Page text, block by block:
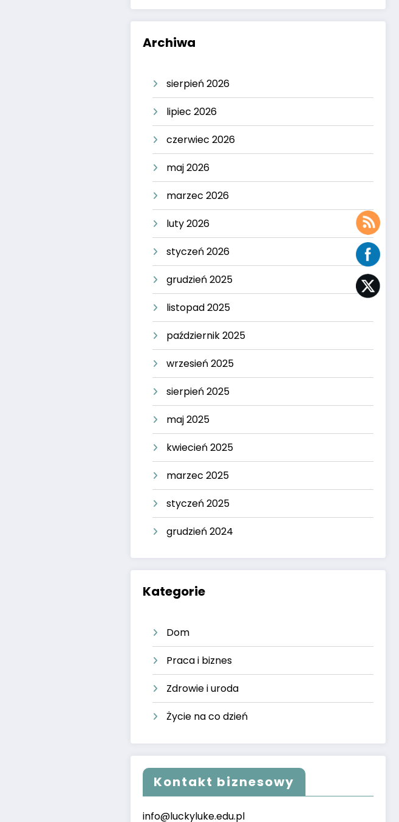
Archiwa
sierpień 2026
lipiec 2026
czerwiec 2026
maj 2026
marzec 2026
luty 2026
styczeń 2026
grudzień 2025
listopad 2025
październik 2025
wrzesień 2025
sierpień 2025
maj 2025
kwiecień 2025
marzec 2025
styczeń 2025
grudzień 2024
Kategorie
Dom
Praca i biznes
Zdrowie i uroda
Życie na co dzień
Kontakt biznesowy
info@luckyluke.edu.pl